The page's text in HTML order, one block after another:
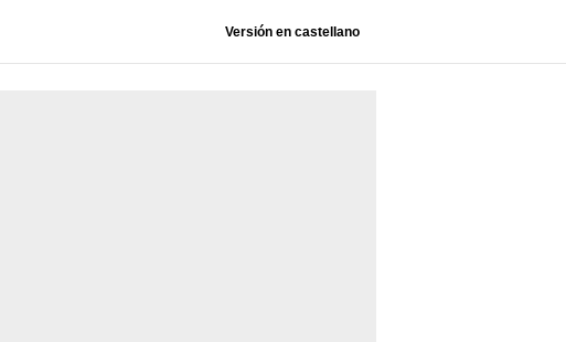
Versión en castellano